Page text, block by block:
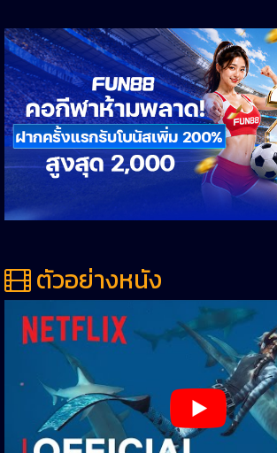
ตัวอย่างหนัง